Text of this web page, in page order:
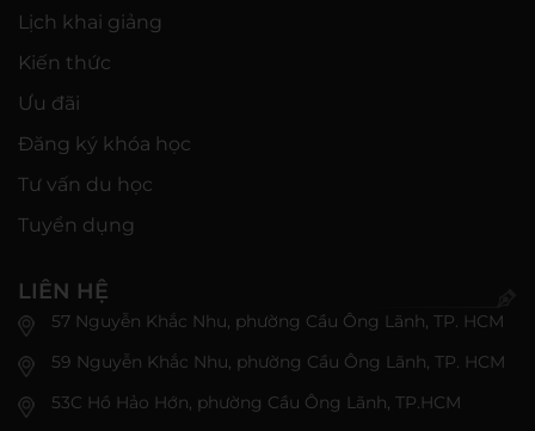
Lịch khai giảng
Kiến thức
Ưu đãi
Đăng ký khóa học
Tư vấn du học
Tuyển dụng
LIÊN HỆ
57 Nguyễn Khắc Nhu, phường Cầu Ông Lãnh, TP. HCM
59 Nguyễn Khắc Nhu, phường Cầu Ông Lãnh, TP. HCM
53C Hồ Hảo Hớn, phường Cầu Ông Lãnh, TP.HCM